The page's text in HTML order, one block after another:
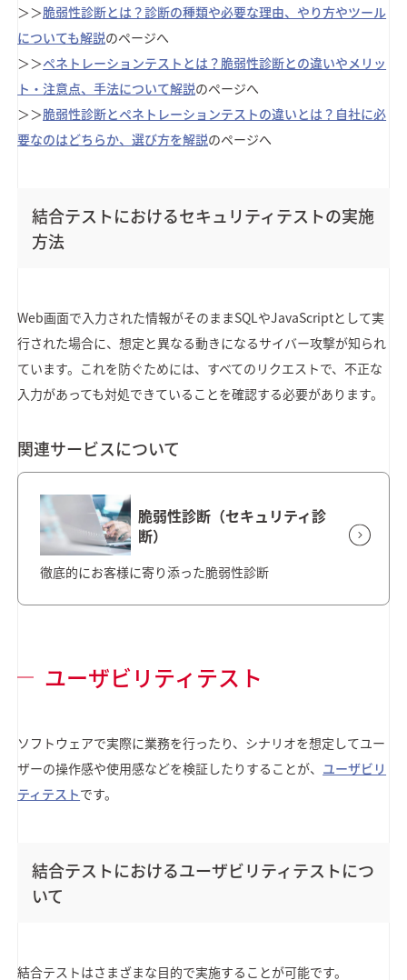
＞＞脆弱性診断とは？診断の種類や必要な理由、やり方やツール
についても解説のページへ
＞＞ペネトレーションテストとは？脆弱性診断との違いやメリッ
ト・注意点、手法について解説のページへ
＞＞脆弱性診断とペネトレーションテストの違いとは？自社に必
要なのはどちらか、選び方を解説のページへ
結合テストにおけるセキュリティテストの実施
方法
Web画面で入力された情報がそのままSQLやJavaScriptとして実
行された場合に、想定と異なる動きになるサイバー攻撃が知られ
ています。これを防ぐためには、すべてのリクエストで、不正な
入力があっても対処できていることを確認する必要があります。
関連サービスについて
脆弱性診断（セキュリティ診
断）
徹底的にお客様に寄り添った脆弱性診断
ユーザビリティテスト
ソフトウェアで実際に業務を行ったり、シナリオを想定してユー
ザーの操作感や使用感などを検証したりすることが、 ユーザビリ
ティテストです。
結合テストにおけるユーザビリティテストにつ
いて
結合テストはさまざまな目的で実施することが可能です。